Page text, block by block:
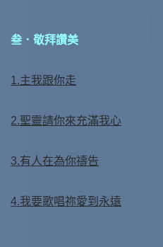
叁．敬拜讚美
1.主我跟你走
2.聖靈請你來充滿我心
3.有人在為你禱告
4.我要歌唱祢愛到永遠